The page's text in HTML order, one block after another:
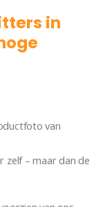
in
van
zelf – maar dan de